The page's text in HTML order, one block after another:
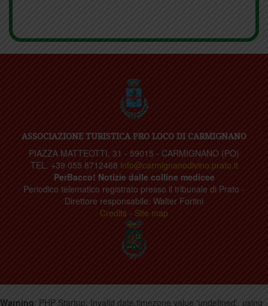
ASSOCIAZIONE TURISTICA PRO LOCO DI CARMIGNANO
PIAZZA MATTEOTTI, 31 - 59015 - CARMIGNANO (PO)
TEL. +39 055 8712468 info@carmignanodivino.prato.it
PerBacco! Notizie dalle colline medicee
Periodico telematico registrato presso il tribunale di Prato -
Direttore responsabile: Walter Fortini
Credits - Site map
Warning: PHP Startup: Invalid date.timezone value 'undefined', using